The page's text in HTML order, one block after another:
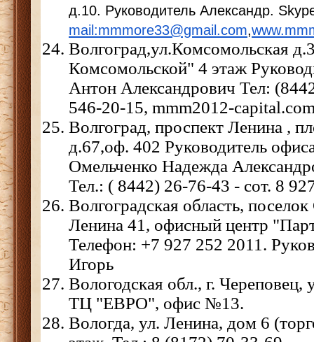
д.10. Руководитель Александр.
mail:mmmore33@gmail.com,
Волгоград,ул.Комсомольская
Комсомольской" 4 этаж
Антон Александрович Тел:
546-20-15, mmm2012-
Волгоград, проспект Ленина ,
д.67,оф. 402 Руководитель
Омельченко Надежда
Тел.: ( 8442) 26-76-43 - сот. 8
Волгоградская область,
Ленина 41, офисный центр
Телефон: +7 927 252 2011.
Игорь
Вологодская обл., г.
ТЦ "ЕВРО", офис №13.
Вологда, ул. Ленина, дом 6